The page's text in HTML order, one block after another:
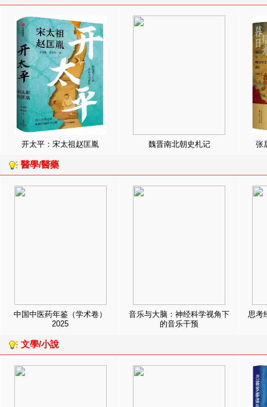
开太平：宋太祖赵匡胤 魏晋南北朝史札记 张
醫學/醫藥
中国中医药年鉴（学术卷）
2025
音乐与大脑：神经科学视角下
的音乐干预
思考
文學/小說